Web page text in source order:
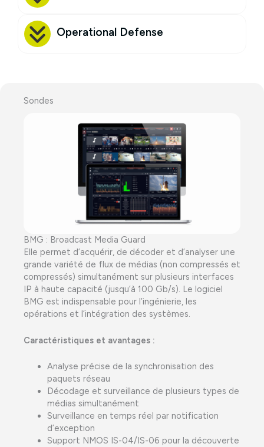
Operational Defense
Sondes
BMG : Broadcast Media Guard
Elle permet d’acquérir, de décoder et d’analyser une
grande variété de flux de médias (non compressés et
compressés) simultanément sur plusieurs interfaces
IP à haute capacité (jusqu’à 100 Gb/s). Le logiciel
BMG est indispensable pour l’ingénierie, les
opérations et l’intégration des systèmes.
Caractéristiques et avantages :
Analyse précise de la synchronisation des
paquets réseau
Décodage et surveillance de plusieurs types de
médias simultanément
Surveillance en temps réel par notification
d’exception
Support NMOS IS-04/IS-06 pour la découverte